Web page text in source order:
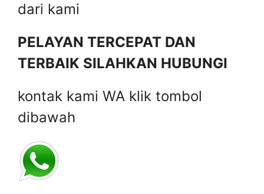
dari kami
PELAYAN TERCEPAT DAN
TERBAIK SILAHKAN HUBUNGI
kontak kami WA klik tombol
dibawah